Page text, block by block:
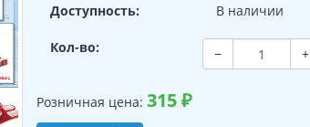
Доступность:
В наличии
Кол-во: − +
Розничная цена:315₽